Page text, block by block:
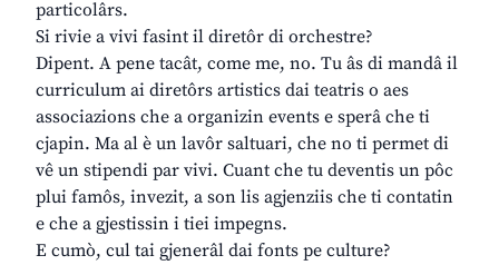
particolârs.
Si rivie a vivi fasint il diretôr di orchestre?
Dipent. A pene tacât, come me, no. Tu âs di mandâ il
curriculum ai diretôrs artistics dai teatris o aes
associazions che a organizin events e sperâ che ti
cjapin. Ma al è un lavôr saltuari, che no ti permet di
vê un stipendi par vivi. Cuant che tu deventis un pôc
plui famôs, invezit, a son lis agjenziis che ti contatin
e che a gjestissin i tiei impegns.
E cumò, cul tai gjenerâl dai fonts pe culture?